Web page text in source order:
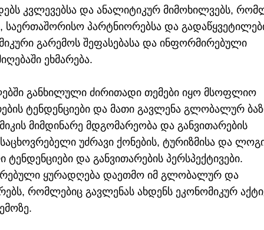
კვლევებსა და ანალიტიკურ მიმოხილვებს,
საერთაშორისო პარტნიორებსა და
გარემოს შეფასებასა და ინფორმირებული
ეხმარება.
განხილული ძირითადი თემები იყო მსოფლიო
ტენდენციები და მათი გავლენა გლობალურ
მიმდინარე მდგომარეობა და განვითარების
საცხოვრებელი უძრავი ქონების, ტურიზმისა და
და განვითარების პერსპექტივები.
ყურადღება დაეთმო იმ გლობალურ და
რომლებიც გავლენას ახდენს ეკონომიკურ